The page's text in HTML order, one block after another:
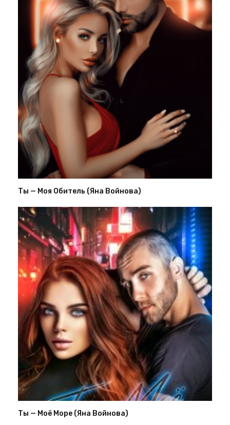
Ты — Моя Обитель (Яна Войнова)
Ты — Моё Море (Яна Войнова)